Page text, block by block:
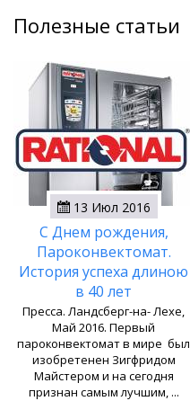
Полезные статьи
13 Июл 2016
С Днем рождения,
Пароконвектомат.
История успеха длиною
в 40 лет
Пресса. Ландсберг-на- Лехе,
Май 2016. Первый
пароконвектомат в мире был
изобретенен Зигфридом
Майстером и на сегодня
признан самым лучшим, ...